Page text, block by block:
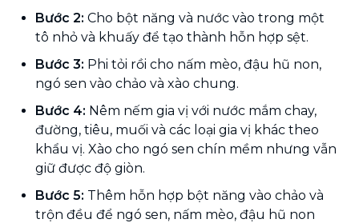
Bước 2: Cho bột năng và nước vào trong một
tô nhỏ và khuấy để tạo thành hỗn hợp sệt.
Bước 3: Phi tỏi rồi cho nấm mèo, đậu hũ non,
ngó sen vào chảo và xào chung.
Bước 4: Nêm nếm gia vị với nước mắm chay,
đường, tiêu, muối và các loại gia vị khác theo
khẩu vị. Xào cho ngó sen chín mềm nhưng vẫn
giữ được độ giòn.
Bước 5: Thêm hỗn hợp bột năng vào chảo và
trộn đều để ngó sen, nấm mèo, đậu hũ non